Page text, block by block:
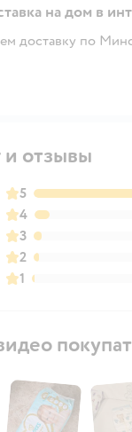
на дом в
доставку по
и отзывы
5
4
3
2
1